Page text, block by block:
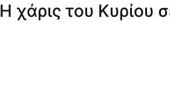
Η χάρις του Κυρίου